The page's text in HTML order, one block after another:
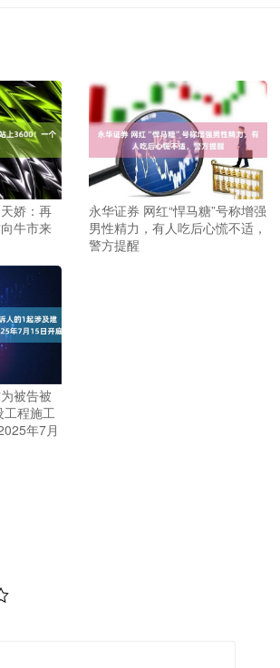
娇：再
牛市来
永华证券 网红“悍马糖”号称增强
男性精力，有人吃后心慌不适，
警方提醒
被告被
工程施工
年7月